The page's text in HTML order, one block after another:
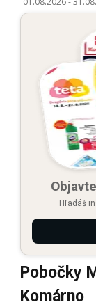
Hľadáš
Pobočky
Komárno